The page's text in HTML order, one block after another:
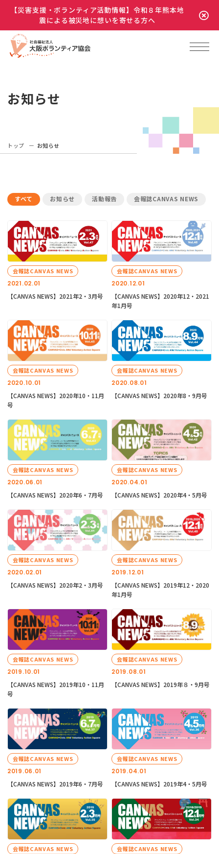
【災害支援・ボランティア活動情報】令和８年熊本地
震による被災地に想いを寄せる方へ
お知らせ
トップ お知らせ
すべて お知らせ 活動報告 会報誌CANVAS NEWS
2021.02.01
会報誌CANVAS NEWS
【CANVAS NEWS】2021年2・3月号
2020.12.01
会報誌CANVAS NEWS
【CANVAS NEWS】2020年12・2021
年1月号
2020.10.01
会報誌CANVAS NEWS
【CANVAS NEWS】2020年10・11月
号
2020.08.01
会報誌CANVAS NEWS
【CANVAS NEWS】2020年8・9月号
2020.06.01
会報誌CANVAS NEWS
【CANVAS NEWS】2020年6・7月号
2020.04.01
会報誌CANVAS NEWS
【CANVAS NEWS】2020年4・5月号
2020.02.01
会報誌CANVAS NEWS
【CANVAS NEWS】2020年2・3月号
2019.12.01
会報誌CANVAS NEWS
【CANVAS NEWS】2019年12・2020
年1月号
2019.10.01
会報誌CANVAS NEWS
【CANVAS NEWS】2019年10・11月
号
2019.08.01
会報誌CANVAS NEWS
【CANVAS NEWS】2019年８・9月号
2019.06.01
会報誌CANVAS NEWS
【CANVAS NEWS】2019年6・7月号
2019.04.01
会報誌CANVAS NEWS
【CANVAS NEWS】2019年4・5月号
会報誌CANVAS NEWS 会報誌CANVAS NEWS